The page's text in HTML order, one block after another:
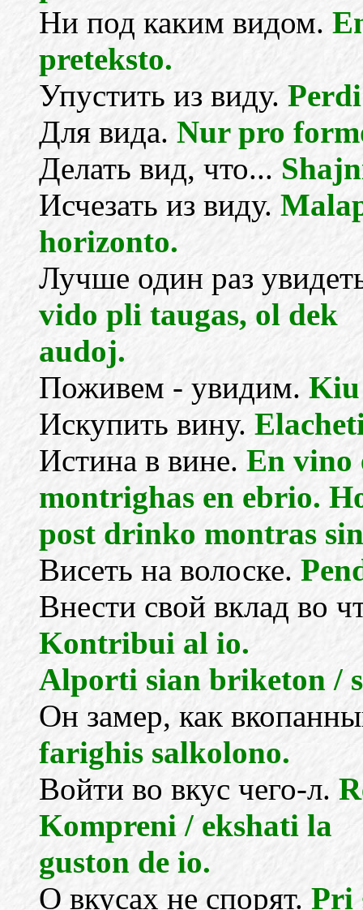
Ни под каким видом.
preteksto.
Упустить из виду.
Для вида. Nur pro
Делать вид, что...
Исчезать из виду.
horizonto.
Лучше один раз
vido pli taugas, ol dek
audoj.
Поживем - увидим. Kiu
Искупить вину.
Истина в вине. En vino
montrighas en ebrio.
post drinko montras
Висеть на волоске.
Внести свой вклад во
Kontribui al io.
Alporti sian briketon /
Он замер, как
farighis salkolono.
Войти во вкус чего-л.
Kompreni / ekshati la
guston de io.
О вкусах не спорят. Pri